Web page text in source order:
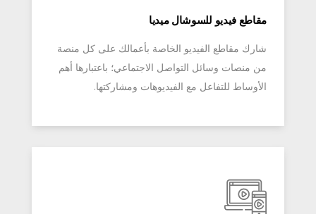
مقاطع فيديو للسوشال ميديا
شارك مقاطع الفيديو الخاصة بأعمالك على كل منصة
من منصات وسائل التواصل الاجتماعي؛ باعتبارها أهم
الأوساط للتفاعل مع الفيديوهات ومشاركتها.